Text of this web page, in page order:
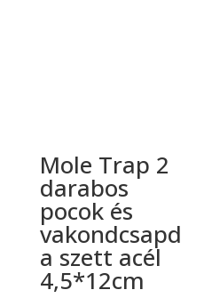
Mole Trap 2
darabos
pocok és
vakondcsapd
a szett acél
4,5*12cm